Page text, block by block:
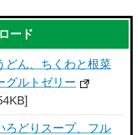
ード
どん、ちくわと根菜
グルトゼリー
ろどりスープ、フル